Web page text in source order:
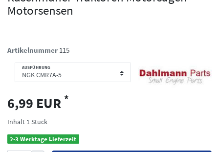
Motorsensen
Artikelnummer 115
AUSFÜHRUNG
6,99 EUR *
Inhalt 1Stück
2-3 Werktage Lieferzeit